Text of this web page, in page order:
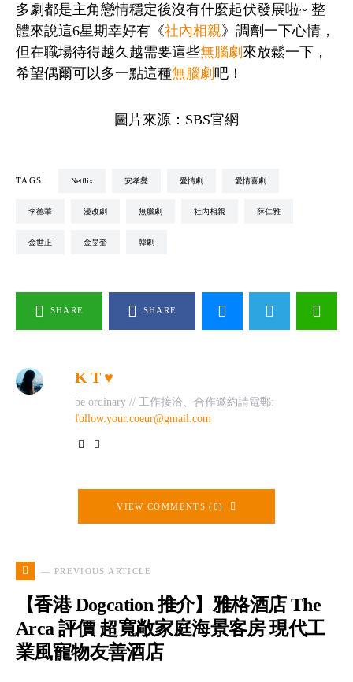
多劇都是主角戀情穩定後沒有什麼起伏發展啦~ 整
體來說這6星期幸好有《社內相親》調劑一下心情，
但在職場待得越久越需要這些無腦劇 來放鬆一下，
希望偶爾可以多一點這種無腦劇 吧！
圖片來源：SBS官網
TAGS: Netflix 安孝燮 愛情劇 愛情喜劇
李德華 漫改劇 無腦劇 社內相親 薛仁雅
金世正 金旻奎 韓劇
SHARE SHARE
K T ♥
be ordinary // 工作接洽、合作邀約請電郵:
follow.your.coeur@gmail.com
VIEW COMMENTS (0)
— PREVIOUS ARTICLE
【香港 Dogcation 推介】雅格酒店 The
Arca 評價 超寬敞家庭海景客房 現代工
業風寵物友善酒店